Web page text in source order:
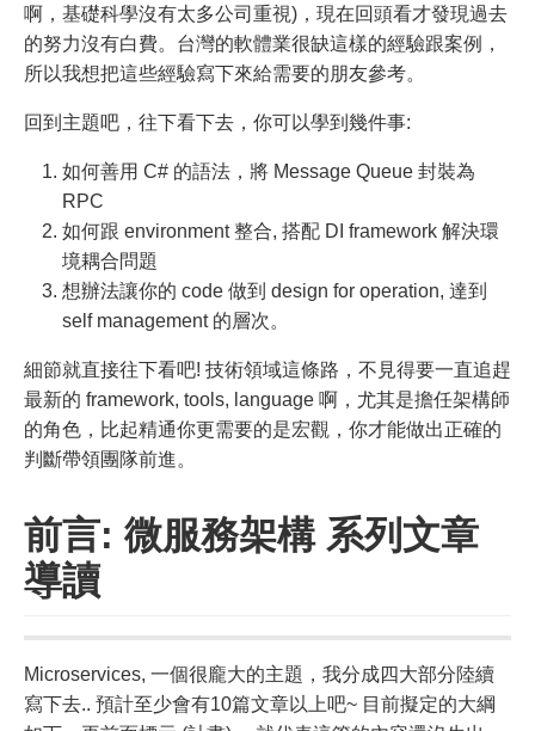
啊，基礎科學沒有太多公司重視)，現在回頭看才發現過去
的努力沒有白費。台灣的軟體業很缺這樣的經驗跟案例，
所以我想把這些經驗寫下來給需要的朋友參考。
回到主題吧，往下看下去，你可以學到幾件事:
如何善用 C# 的語法，將 Message Queue 封裝為
RPC
如何跟 environment 整合, 搭配 DI framework 解決環
境耦合問題
想辦法讓你的 code 做到 design for operation, 達到
self management 的層次。
細節就直接往下看吧! 技術領域這條路，不見得要一直追趕
最新的 framework, tools, language 啊，尤其是擔任架構師
的角色，比起精通你更需要的是宏觀，你才能做出正確的
判斷帶領團隊前進。
前言: 微服務架構 系列文章
導讀
Microservices, 一個很龐大的主題，我分成四大部分陸續
寫下去.. 預計至少會有10篇文章以上吧~ 目前擬定的大綱